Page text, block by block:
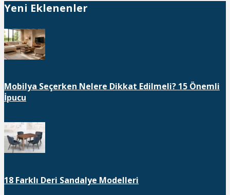
Yeni Eklenenler
Mobilya Seçerken Nelere Dikkat Edilmeli? 15 Önemli
İpucu
18 Farklı Deri Sandalye Modelleri